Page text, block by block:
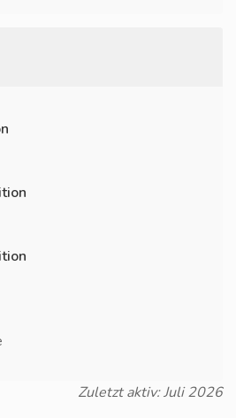
Zuletzt aktiv: Juli 2026